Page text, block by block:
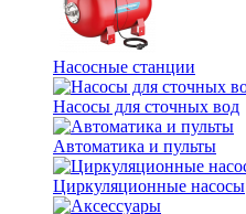
Насосные станции
Насосы для сточных вод
Автоматика и пульты
Циркуляционные насосы